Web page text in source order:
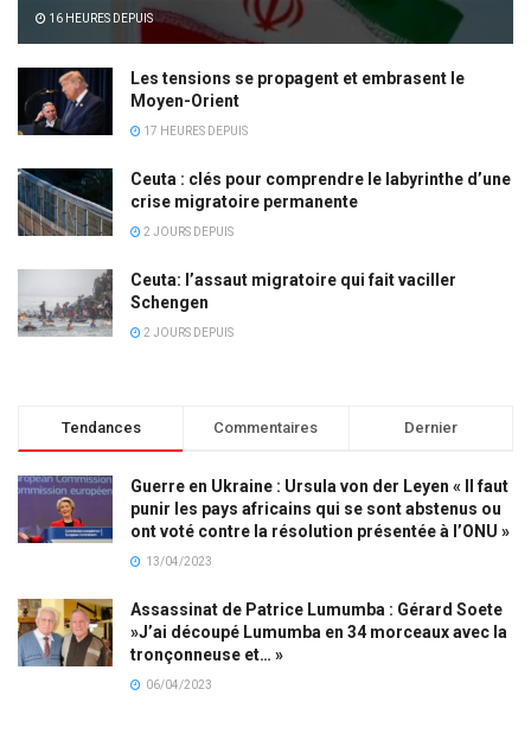
16 HEURES DEPUIS
Les tensions se propagent et embrasent le
Moyen-Orient
17 HEURES DEPUIS
Ceuta : clés pour comprendre le labyrinthe d’une
crise migratoire permanente
2 JOURS DEPUIS
Ceuta: l’assaut migratoire qui fait vaciller
Schengen
2 JOURS DEPUIS
Tendances Commentaires Dernier
Guerre en Ukraine : Ursula von der Leyen « Il faut
punir les pays africains qui se sont abstenus ou
ont voté contre la résolution présentée à l’ONU »
13/04/2023
Assassinat de Patrice Lumumba : Gérard Soete
»J’ai découpé Lumumba en 34 morceaux avec la
tronçonneuse et… »
06/04/2023